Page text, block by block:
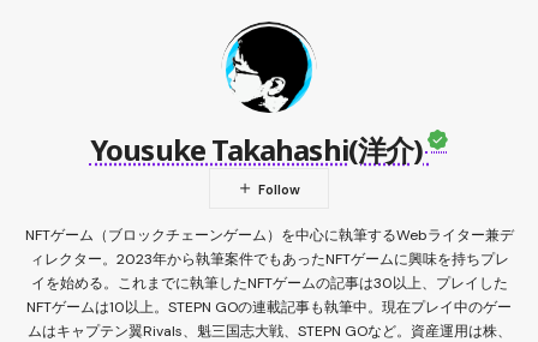
Yousuke Takahashi(洋介)
NFTゲーム（ブロックチェーンゲーム）を中心に執筆するWebライター兼デ
ィレクター。2023年から執筆案件でもあったNFTゲームに興味を持ちプレ
イを始める。これまでに執筆したNFTゲームの記事は30以上、プレイした
NFTゲームは10以上。STEPN GOの連載記事も執筆中。現在プレイ中のゲー
ムはキャプテン翼Rivals、魁三国志大戦、STEPN GOなど。資産運用は株、